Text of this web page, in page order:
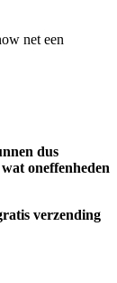
net een
dus
oneffenheden
verzending